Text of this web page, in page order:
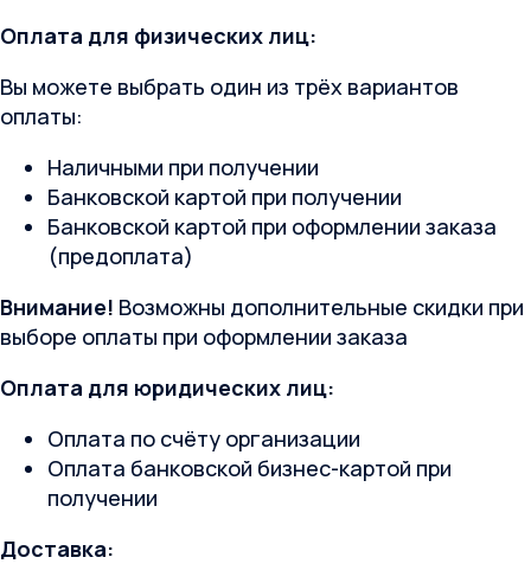
Оплата для физических лиц:
Вы можете выбрать один из трёх вариантов
оплаты:
Наличными при получении
Банковской картой при получении
Банковской картой при оформлении заказа
(предоплата)
Внимание! Возможны дополнительные скидки при
выборе оплаты при оформлении заказа
Оплата для юридических лиц:
Оплата по счёту организации
Оплата банковской бизнес-картой при
получении
Доставка: